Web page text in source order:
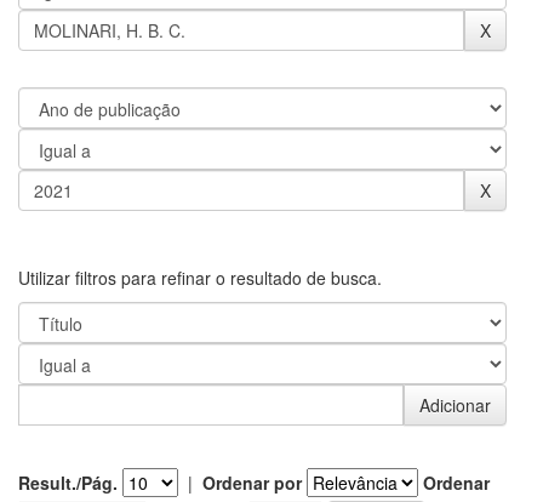
Utilizar filtros para refinar o resultado de busca.
Result./Pág. | Ordenar por
Ordenar